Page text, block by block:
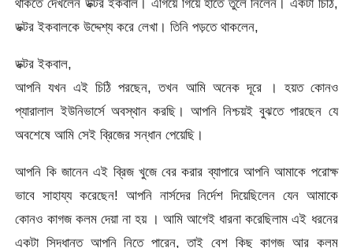
ডক্টর ইকবালকে উদ্দেশ্য করে লেখা। তিনি পড়তে থাকলেন,
ডক্টর ইকবাল,
আপনি যখন এই চিঠি পরছেন, তখন আমি অনেক দূরে । হয়ত কোনও
প্যারালাল ইউনিভার্সে অবস্থান করছি। আপনি নিশ্চয়ই বুঝতে পারছেন যে
অবশেষে আমি সেই ব্রিজের সন্ধান পেয়েছি।
আপনি কি জানেন এই ব্রিজ খুজে বের করার ব্যাপারে আপনি আমাকে পরোক্ষ
ভাবে সাহায্য করেছেন! আপনি নার্সদের নির্দেশ দিয়েছিলেন যেন আমাকে
কোনও কাগজ কলম দেয়া না হয় । আমি আগেই ধারনা করেছিলাম এই ধরনের
একটা সিদ্ধান্ত আপনি নিতে পারেন, তাই বেশ কিছু কাগজ আর কলম